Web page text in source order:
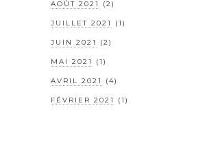
AOÛT 2021 (2)
JUILLET 2021 (1)
JUIN 2021 (2)
MAI 2021 (1)
AVRIL 2021 (4)
FÉVRIER 2021 (1)